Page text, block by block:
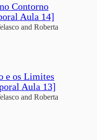
Contorno
Aula 14]
and Roberta
e os Limites
Aula 13]
and Roberta